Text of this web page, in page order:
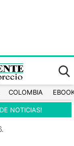
COLOMBIA
NOTICIAS!